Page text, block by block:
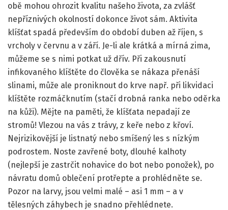
obě mohou ohrozit kvalitu našeho života, za zvlášť
nepříznivých okolností dokonce život sám. Aktivita
klíšťat spadá především do období duben až říjen, s
vrcholy v červnu a v září. Je-li ale krátká a mírná zima,
můžeme se s nimi potkat už dřív. Při zakousnutí
infikovaného klíštěte do člověka se nákaza přenáší
slinami, může ale proniknout do krve např. při likvidaci
klíštěte rozmáčknutím (stačí drobná ranka nebo oděrka
na kůži). Mějte na paměti, že klíšťata nepadají ze
stromů! Vlezou na vás z trávy, z keře nebo z křoví.
Nejrizikovější je listnatý nebo smíšený les s nízkým
podrostem. Noste zavřené boty, dlouhé kalhoty
(nejlepší je zastrčit nohavice do bot nebo ponožek), po
návratu domů oblečení protřepte a prohlédněte se.
Pozor na larvy, jsou velmi malé – asi 1 mm – a v
tělesných záhybech je snadno přehlédnete.